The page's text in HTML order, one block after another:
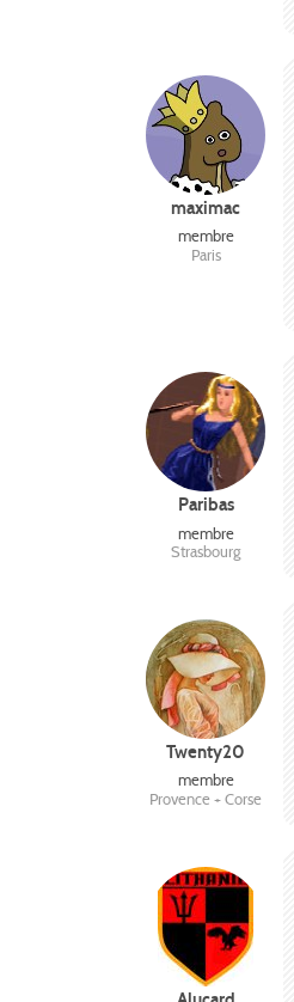
maximac
membre
Paris
Paribas
membre
Strasbourg
Twenty20
membre
Provence + Corse